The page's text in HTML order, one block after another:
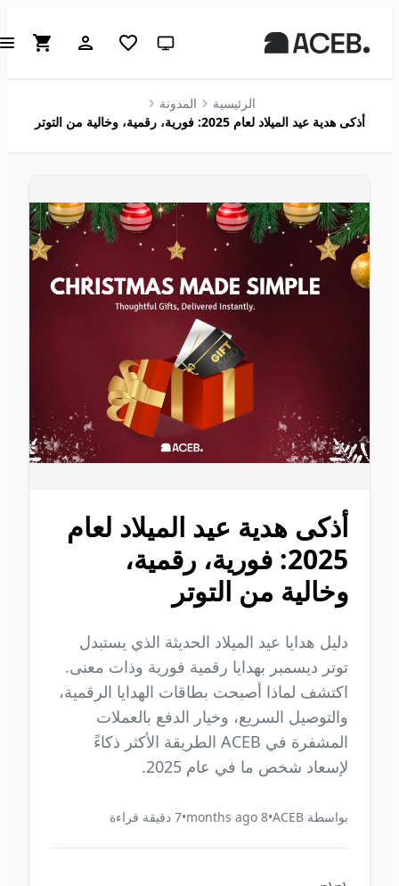
سمة النظام (انقر للفاتحة)
الرئيسية
المدونة
أذكى هدية عيد الميلاد لعام 2025: فورية، رقمية، وخالية من التوتر
أذكى هدية عيد الميلاد لعام
2025: فورية، رقمية،
وخالية من التوتر
دليل هدايا عيد الميلاد الحديثة الذي يستبدل
توتر ديسمبر بهدايا رقمية فورية وذات معنى.
اكتشف لماذا أصبحت بطاقات الهدايا الرقمية،
والتوصيل السريع، وخيار الدفع بالعملات
المشفرة في ACEB الطريقة الأكثر ذكاءً
لإسعاد شخص ما في عام 2025.
بواسطة ACEB
•
8 months ago
•
7 دقيقة قراءة